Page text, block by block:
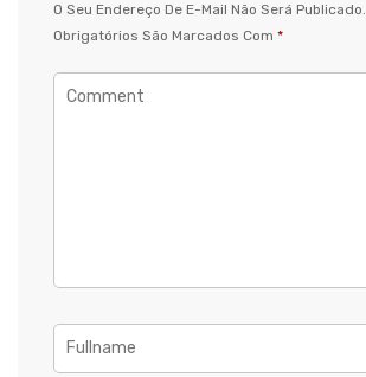
O Seu Endereço De E-Mail Não Será Publicado.
Obrigatórios São Marcados Com *